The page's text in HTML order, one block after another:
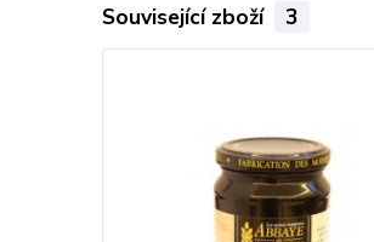
Související zboží 3